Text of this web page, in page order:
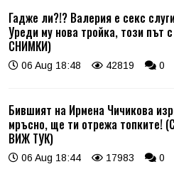
Гадже ли?!? Валерия е секс
Уреди му нова тройка, този път
СНИМКИ)
06 Aug 18:48 42819 0
Бившият на Ирмена Чичикова
мръсно, ще ти отрежа топките!
ВИЖ ТУК)
06 Aug 18:44 17983 0